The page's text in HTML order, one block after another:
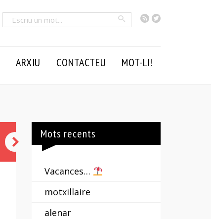
RSSTwitter
Cercar
ARXIU CONTACTEU MOT-LI!
turmell
Mots recents
Vacances…
motxillaire
alenar